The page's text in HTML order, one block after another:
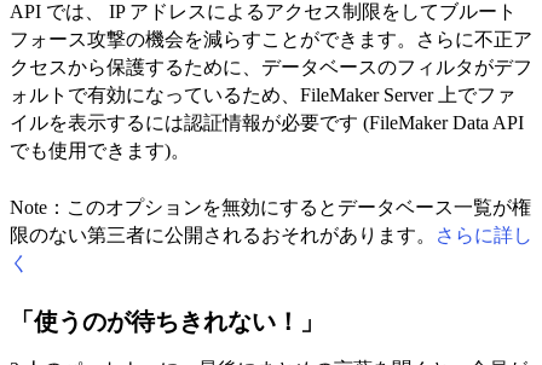
API では、 IP アドレスによるアクセス制限をしてブルート
フォース攻撃の機会を減らすことができます。さらに不正ア
クセスから保護するために、データベースのフィルタがデフ
ォルトで有効になっているため、FileMaker Server 上でファ
イルを表示するには認証情報が必要です (FileMaker Data API
でも使用できます)。
Note：このオプションを無効にするとデータベース一覧が権
限のない第三者に公開されるおそれがあります。
さらに詳し
く
「使うのが待ちきれない！」